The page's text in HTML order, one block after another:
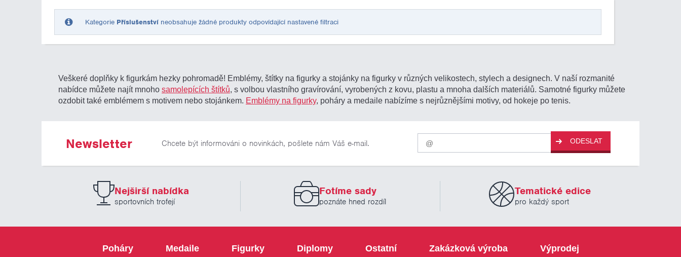
Kategorie Příslušenstvíneobsahuje žádné produkty odpovídající nastavené filtraci
Veškeré doplňky k figurkám hezky pohromadě! Emblémy, štítky na figurky a stojánky na figurky v různých velikostech, stylech a designech. V naší rozmanité
nabídce můžete najít mnoho samolepících štítků, s volbou vlastního gravírování, vyrobených z kovu, plastu a mnoha dalších materiálů. Samotné figurky můžete
ozdobit také emblémem s motivem nebo stojánkem. Emblémy na figurky, poháry a medaile nabízíme s nejrůznějšími motivy, od hokeje po tenis.
Newsletter Chcete být informováni o novinkách, pošlete nám Váš e-mail.
Pro
odběr
našich
novinek
ODESLAT
Nejširší nabídka
sportovních trofejí
Fotíme sady
poznáte hned rozdíl
Tematické edice
pro každý sport
Poháry Medaile Figurky Diplomy Ostatní Zakázková výroba Výprodej